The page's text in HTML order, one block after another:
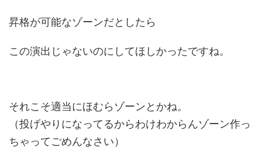
昇格が可能なゾーンだとしたら
この演出じゃないのにしてほしかったですね。
それこそ適当にほむらゾーンとかね。
（投げやりになってるからわけわからんゾーン作っ
ちゃってごめんなさい）